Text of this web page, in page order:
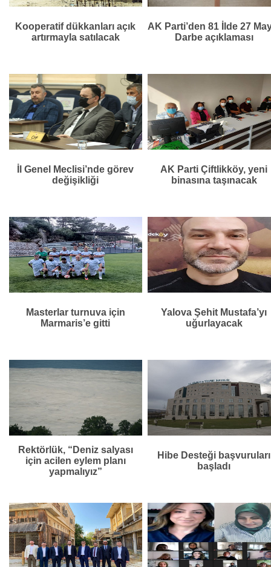
Kooperatif dükkanları açık
artırmayla satılacak
AK Parti’den 81 İlde 27
Darbe açıklaması
İl Genel Meclisi’nde görev
değişikliği
AK Parti Çiftlikköy, yeni
binasına taşınacak
Masterlar turnuva için
Marmaris’e gitti
Yalova Şehit Mustafa’yı
uğurlayacak
Rektörlük, “Deniz salyası
için acilen eylem planı
yapmalıyız”
Hibe Desteği başvuruları
başladı